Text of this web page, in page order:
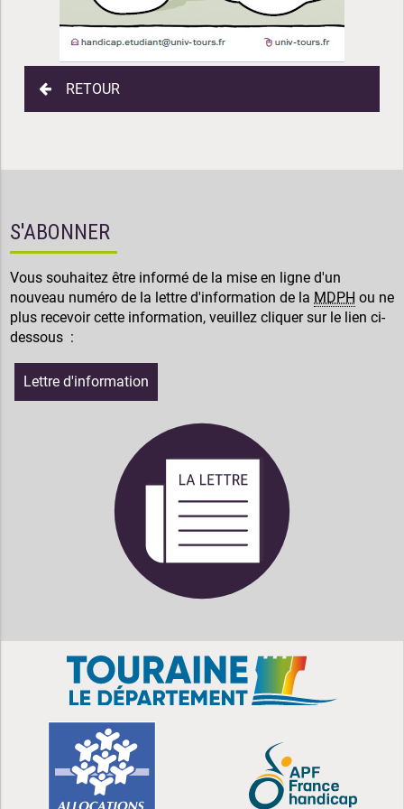
RETOUR
S'ABONNER
Vous souhaitez être informé de la mise en ligne d'un
nouveau numéro de la lettre d'information de la MDPH ou ne
plus recevoir cette information, veuillez cliquer sur le lien ci-
dessous :
Lettre d'information